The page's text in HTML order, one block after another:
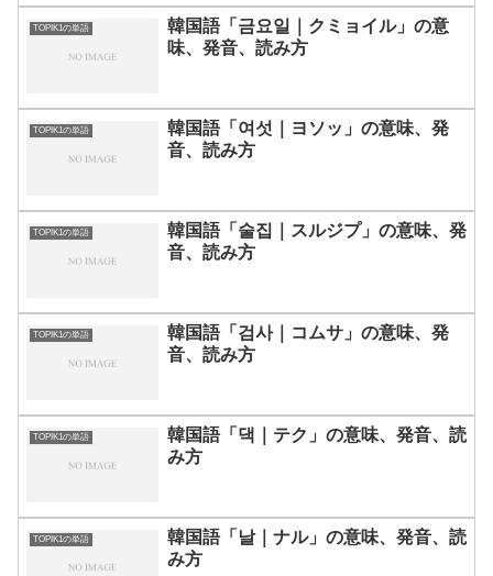
TOPIK1の単語
韓国語「금요일｜クミョイル」の意
味、発音、読み方
TOPIK1の単語
韓国語「여섯｜ヨソッ」の意味、発
音、読み方
TOPIK1の単語
韓国語「술집｜スルジプ」の意味、発
音、読み方
TOPIK1の単語
韓国語「검사｜コムサ」の意味、発
音、読み方
TOPIK1の単語
韓国語「댁｜テク」の意味、発音、読
み方
TOPIK1の単語
韓国語「날｜ナル」の意味、発音、読
み方